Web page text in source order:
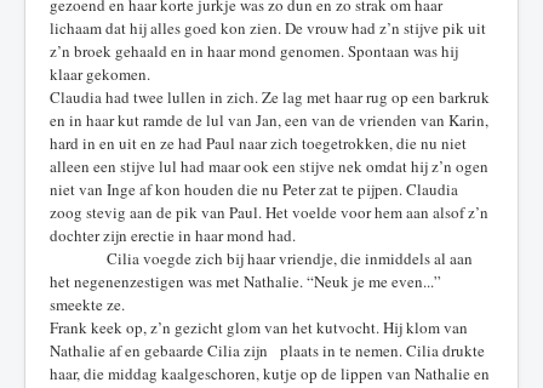
gezoend en haar korte jurkje was zo dun en zo strak om haar
lichaam dat hij alles goed kon zien. De vrouw had z’n stijve pik uit
z’n broek gehaald en in haar mond genomen. Spontaan was hij
klaar gekomen.
Claudia had twee lullen in zich. Ze lag met haar rug op een barkruk
en in haar kut ramde de lul van Jan, een van de vrienden van Karin,
hard in en uit en ze had Paul naar zich toegetrokken, die nu niet
alleen een stijve lul had maar ook een stijve nek omdat hij z’n ogen
niet van Inge af kon houden die nu Peter zat te pijpen. Claudia
zoog stevig aan de pik van Paul. Het voelde voor hem aan alsof z’n
dochter zijn erectie in haar mond had.
Cilia voegde zich bij haar vriendje, die inmiddels al aan
het negenenzestigen was met Nathalie. “Neuk je me even...”
smeekte ze.
Frank keek op, z’n gezicht glom van het kutvocht. Hij klom van
Nathalie af en gebaarde Cilia zijn plaats in te nemen. Cilia drukte
haar, die middag kaalgeschoren, kutje op de lippen van Nathalie en